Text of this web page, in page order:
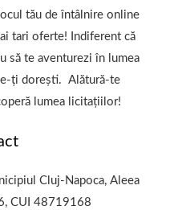
tău de întâlnire online
tari oferte! Indiferent că
să te aventurezi în lumea
ți dorești. Alătură-te
lumea licitațiilor!
Cluj-Napoca, Aleea
CUI 48719168